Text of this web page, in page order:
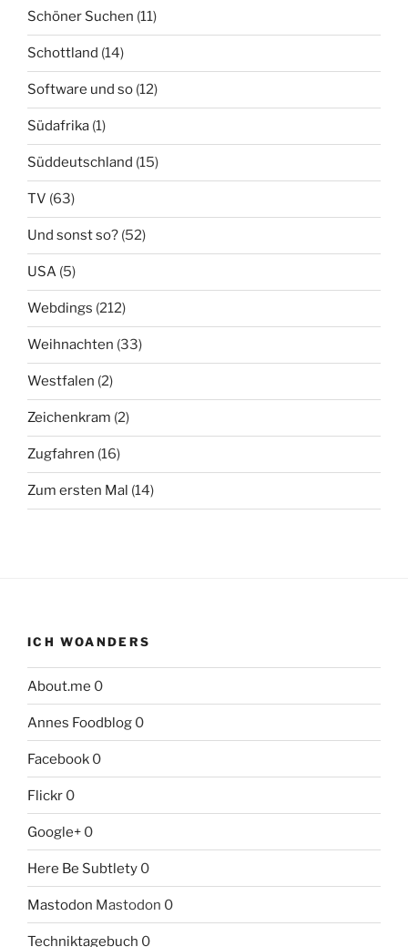
Schöner Suchen (11)
Schottland (14)
Software und so (12)
Südafrika (1)
Süddeutschland (15)
TV (63)
Und sonst so? (52)
USA (5)
Webdings (212)
Weihnachten (33)
Westfalen (2)
Zeichenkram (2)
Zugfahren (16)
Zum ersten Mal (14)
ICH WOANDERS
About.me 0
Annes Foodblog 0
Facebook 0
Flickr 0
Google+ 0
Here Be Subtlety 0
Mastodon Mastodon 0
Techniktagebuch 0